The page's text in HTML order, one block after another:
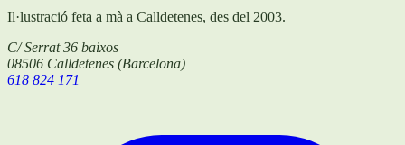
Il·lustració feta a mà a Calldetenes, des del 2003.
C/ Serrat 36 baixos
08506 Calldetenes (Barcelona)
618 824 171